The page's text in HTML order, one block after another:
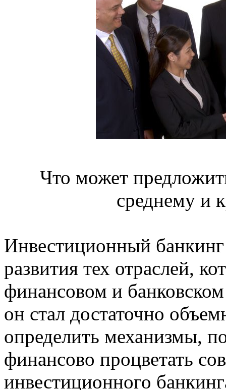
Что может
среднему и
Инвестиционный
развития тех отраслей,
финансовом и
он стал достаточно
определить механизмы,
финансово процветать
инвестиционного